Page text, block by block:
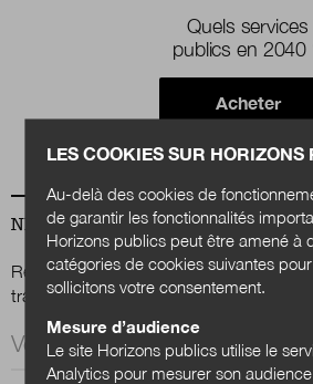
Newsletter
Renseignez votre email afin de
de la transformation publique.
Nous suivre sur
Quels services
publics en 2040
Acheter
NEWSLETTER
Renseignez votre email afin de suivre
transformation publique.
Email *
LES COOKIES SUR HORIZONS
Au-delà des cookies de
de garantir les fonctionnalités
Horizons publics peut être amené à
catégories de cookies suivantes
sollicitons votre consentement.
Mesure d’audience
Le site Horizons publics utilise le
Analytics pour mesurer son